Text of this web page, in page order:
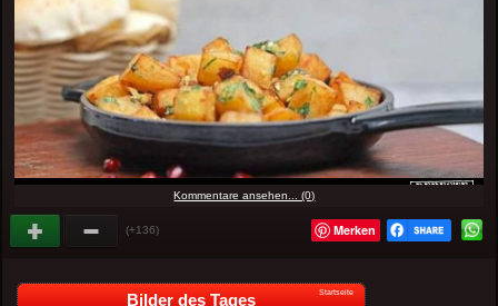
Kommentare ansehen... (0)
(+136) Merken
Bilder des Tages Startseite